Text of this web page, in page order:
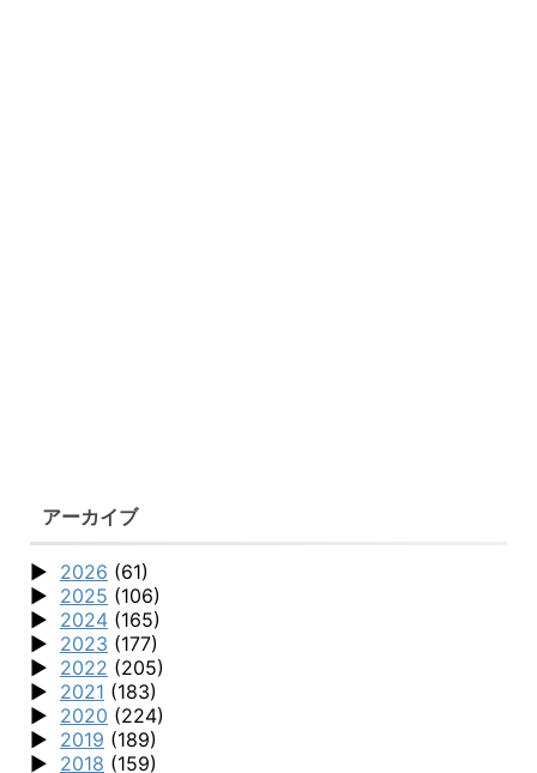
アーカイブ
2026 (61)
2025 (106)
2024 (165)
2023 (177)
2022 (205)
2021 (183)
2020 (224)
2019 (189)
2018 (159)